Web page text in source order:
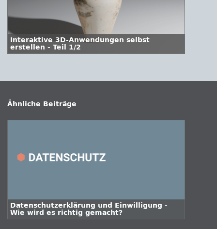
Interaktive 3D-Anwendungen selbst
erstellen - Teil 1/2
Ähnliche Beiträge
Datenschutzerklärung und Einwilligung -
Wie wird es richtig gemacht?